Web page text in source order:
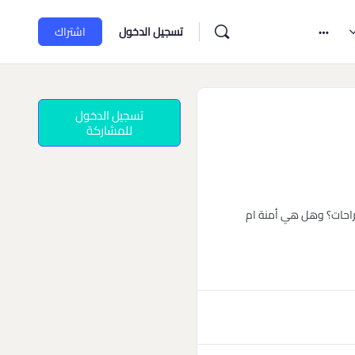
تسجيل الدخول اشتراك
وهل هي أمنة ام
تسجيل الدخول
للمشاركة